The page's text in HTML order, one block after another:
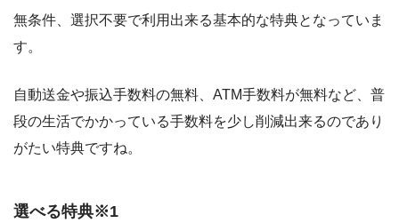
無条件、選択不要で利用出来る基本的な特典となっていま
す。
自動送金や振込手数料の無料、ATM手数料が無料など、普
段の生活でかかっている手数料を少し削減出来るのであり
がたい特典ですね。
選べる特典※1